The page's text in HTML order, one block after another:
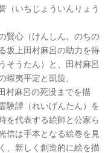
（いちじょういんりょう
賢心（けんしん。のちの
坂上田村麻呂の助力を得
そうたん）と、田村麻呂
夷平定と凱旋、
村麻呂の死没までを描
験譚（れいげんたん）を
を代表する絵師と公家ら
信は手本となる絵巻を見
、新しく創造的に絵を描